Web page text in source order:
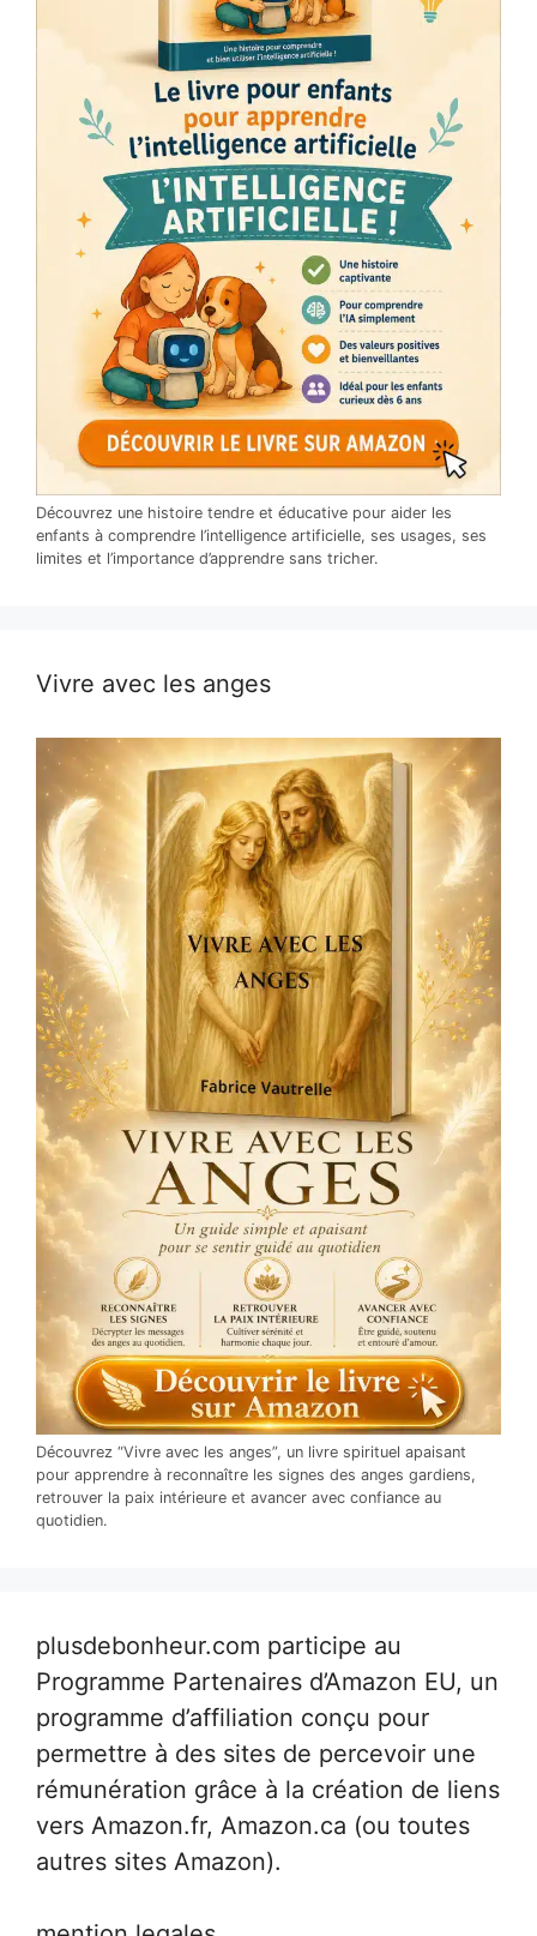
Découvrez une histoire tendre et éducative pour aider les
enfants à comprendre l’intelligence artificielle, ses usages, ses
limites et l’importance d’apprendre sans tricher.
Vivre avec les anges
Découvrez “Vivre avec les anges”, un livre spirituel apaisant
pour apprendre à reconnaître les signes des anges gardiens,
retrouver la paix intérieure et avancer avec confiance au
quotidien.
plusdebonheur.com participe au
Programme Partenaires d’Amazon EU, un
programme d’affiliation conçu pour
permettre à des sites de percevoir une
rémunération grâce à la création de liens
vers Amazon.fr, Amazon.ca (ou toutes
autres sites Amazon).